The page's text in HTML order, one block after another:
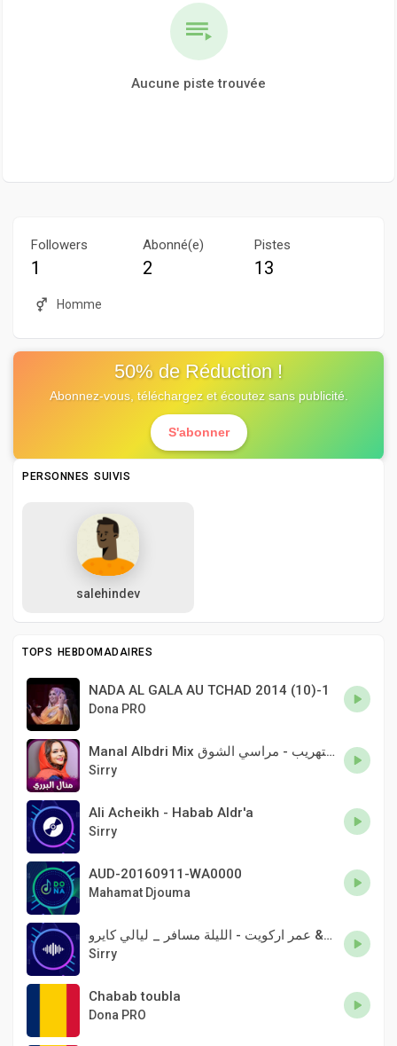
Aucune piste trouvée
Followers
1
Abonné(e)
2
Pistes
13
Homme
50% de Réduction !
Abonnez-vous, téléchargez et écoutez sans publicité.
S'abonner
PERSONNES SUIVIS
salehindev
TOPS HEBDOMADAIRES
NADA AL GALA AU TCHAD 2014 (10)-1
Dona PRO
Manal Albdri Mix ساكن جنبنا - بلومي - راجل التهريب - مراسي الشوق
Sirry
Ali Acheikh - Habab Aldr'a
Sirry
AUD-20160911-WA0000
Mahamat Djouma
الدون درديري & عمر اركويت - الليلة مسافر _ ليالي كايرو _ NEW اغاني سودانية 2021
Sirry
Chabab toubla
Dona PRO